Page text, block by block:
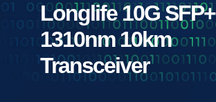
Longlife 10G SFP+
1310nm 10km
Transceiver